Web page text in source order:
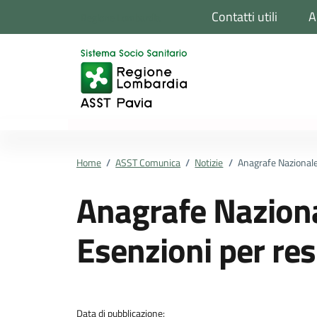
Contatti utili
Home / ASST Comunica / Notizie / Anagrafe
Anagrafe
Esenzioni per
Data di pubblicazione: